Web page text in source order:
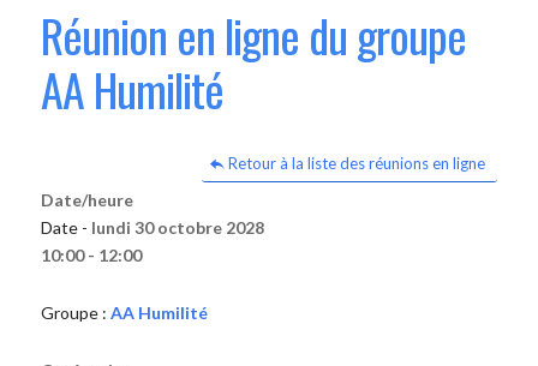
Réunion en ligne du groupe
AA Humilité
Retour à la liste des réunions en ligne
Date/heure
Date - lundi 30 octobre 2028
10:00 - 12:00
Groupe : AA Humilité